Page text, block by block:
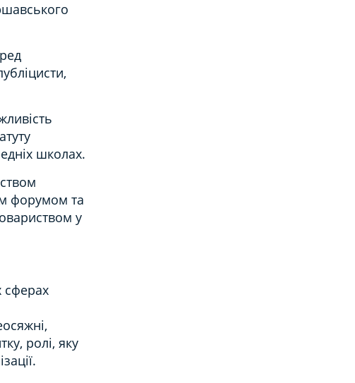
школах.
форумом та
у
сферах
ролі, яку